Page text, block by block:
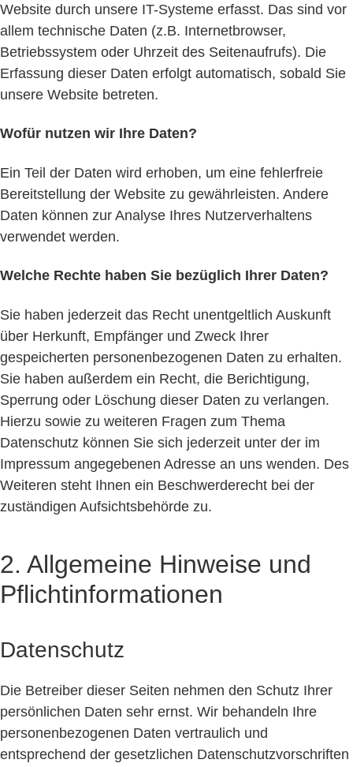
Website durch unsere IT-Systeme erfasst. Das sind vor
allem technische Daten (z.B. Internetbrowser,
Betriebssystem oder Uhrzeit des Seitenaufrufs). Die
Erfassung dieser Daten erfolgt automatisch, sobald Sie
unsere Website betreten.
Wofür nutzen wir Ihre Daten?
Ein Teil der Daten wird erhoben, um eine fehlerfreie
Bereitstellung der Website zu gewährleisten. Andere
Daten können zur Analyse Ihres Nutzerverhaltens
verwendet werden.
Welche Rechte haben Sie bezüglich Ihrer Daten?
Sie haben jederzeit das Recht unentgeltlich Auskunft
über Herkunft, Empfänger und Zweck Ihrer
gespeicherten personenbezogenen Daten zu erhalten.
Sie haben außerdem ein Recht, die Berichtigung,
Sperrung oder Löschung dieser Daten zu verlangen.
Hierzu sowie zu weiteren Fragen zum Thema
Datenschutz können Sie sich jederzeit unter der im
Impressum angegebenen Adresse an uns wenden. Des
Weiteren steht Ihnen ein Beschwerderecht bei der
zuständigen Aufsichtsbehörde zu.
2. Allgemeine Hinweise und
Pflichtinformationen
Datenschutz
Die Betreiber dieser Seiten nehmen den Schutz Ihrer
persönlichen Daten sehr ernst. Wir behandeln Ihre
personenbezogenen Daten vertraulich und
entsprechend der gesetzlichen Datenschutzvorschriften